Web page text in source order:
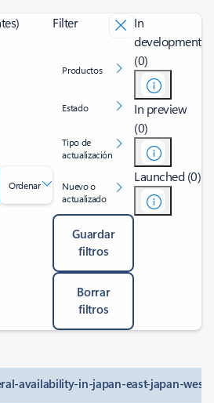
Ordenar
Filter
Productos
Estado
Tipo de
actualización
Nuevo o
actualizado
Guardar
filtros
Borrar
filtros
In
development
(0)
In preview
(0)
Launched (0)
availability-in-japan-east-japan-